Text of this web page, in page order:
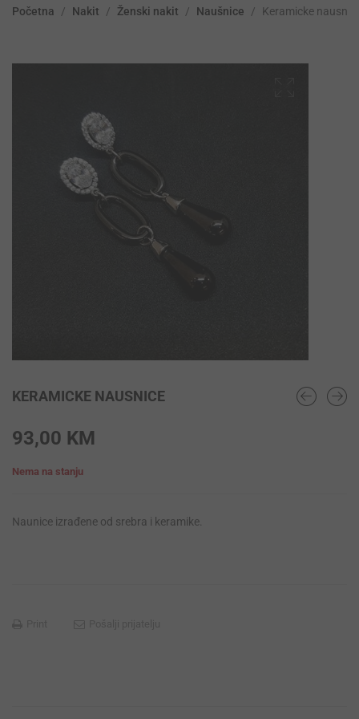
Početna / Nakit / Ženski nakit / Naušnice / Keramicke
KERAMICKE NAUSNICE
93,00 KM
Nema na stanju
Naunice izrađene od srebra i keramike.